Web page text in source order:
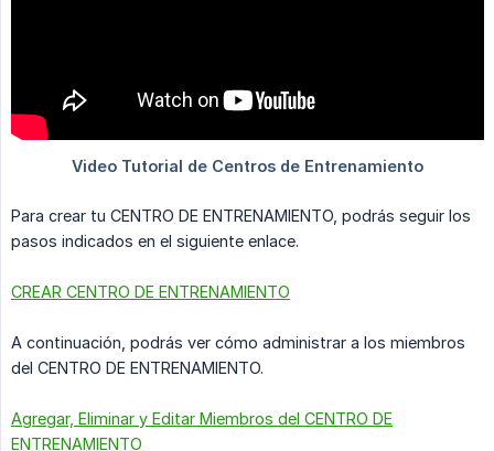
Para crear tu CENTRO DE ENTRENAMIENTO, podrás seguir los
pasos indicados en el siguiente enlace.
CREAR CENTRO DE ENTRENAMIENTO
A continuación, podrás ver cómo administrar a los miembros
del CENTRO DE ENTRENAMIENTO.
Agregar, Eliminar y Editar Miembros del CENTRO DE
ENTRENAMIENTO